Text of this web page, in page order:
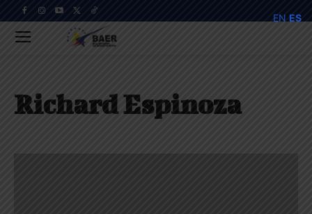
Richard Espinoza
EN ES